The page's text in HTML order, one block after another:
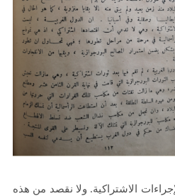
الاشتراكية. ولا نقصد من هذه